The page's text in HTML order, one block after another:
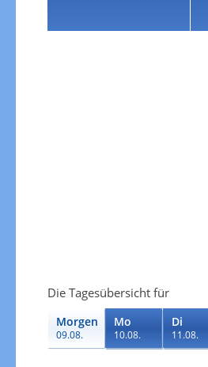
Die Tagesübersicht für
Morgen
09.08.
Mo
10.08.
Di
11.08.